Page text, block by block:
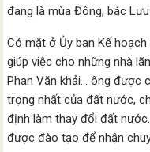
đang là mùa Đông, bác
Có mặt ở Ủy ban Kế
giúp việc cho những nhà
Phan Văn khải… ông được
trọng nhất của đất nước,
định làm thay đổi đất
được đào tạo để nhận